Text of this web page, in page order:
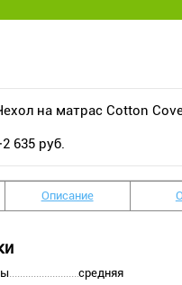
на матрас Cotton
2 635 руб.
Описание
средняя